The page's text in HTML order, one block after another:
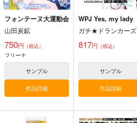
フォンテーヌ大運動会
山田炭鉱
750円 （税込）
フリーナ
サンプル
作品詳細
WPJ Yes, my lady
ガチ★ドランカーズ
817円 （税込）
サンプル
作品詳細